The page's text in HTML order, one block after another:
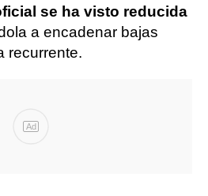
se ha visto reducida
a encadenar bajas
recurrente.
Ad